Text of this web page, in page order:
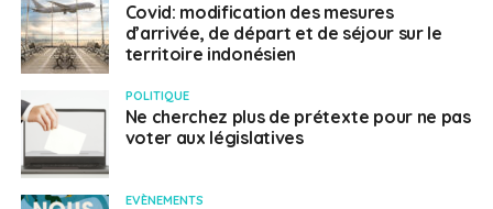
Covid: modification des mesures
d’arrivée, de départ et de séjour sur le
territoire indonésien
POLITIQUE
Ne cherchez plus de prétexte pour ne pas
voter aux législatives
EVÈNEMENTS